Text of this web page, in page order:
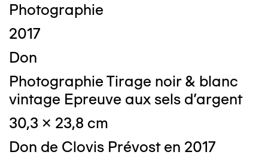
Photographie
2017
Don
Photographie Tirage noir & blanc
vintage Epreuve aux sels d'argent
30,3 x 23,8 cm
Don de Clovis Prévost en 2017